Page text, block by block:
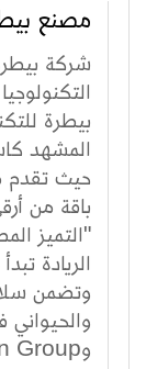
مصنع
المشهد
باقة من
الريادة
وتضمن